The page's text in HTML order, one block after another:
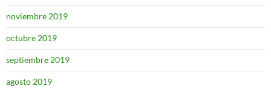
noviembre 2019
octubre 2019
septiembre 2019
agosto 2019